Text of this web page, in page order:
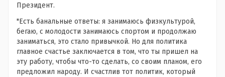
Президент.
"Есть банальные ответы: я занимаюсь физкультурой,
бегаю, с молодости занимаюсь спортом и продолжаю
заниматься, это стало привычкой. Но для политика
главное счастье заключается в том, что ты пришел на
эту работу, чтобы что-то сделать, со своим планом, его
предложил народу. И счастлив тот политик, который